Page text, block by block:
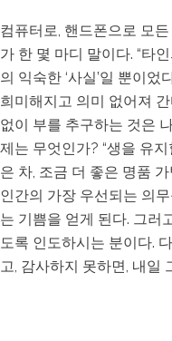
컴퓨터로, 핸드폰으로 모
가 한 몇 마디 말이다. “타
의 익숙한 ‘사실’일 뿐이
희미해지고 의미 없어져
없이 부를 추구하는 것은
제는 무엇인가? “생을 유
은 차, 조금 더 좋은 명품
인간의 가장 우선되는 의
는 기쁨을 얻게 된다. 그러
도록 인도하시는 분이다.
고, 감사하지 못하면, 내일